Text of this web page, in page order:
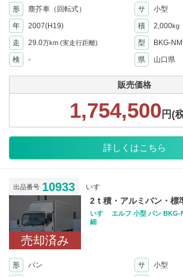
形 塵芥車（回転式） サ
小型
年
2007(H19) 積 2,000kg
走 29.0万km (実走行距離) 型
BKG-
検
- 県 山口県
販売価格
1,754,500 円(
詳しくはこちら
出品番号 10933 いすゞ
売却済み
2ｔ積・アルミバン・標
いすゞ エルフ 小型 バン
細
形 バン サ
小型